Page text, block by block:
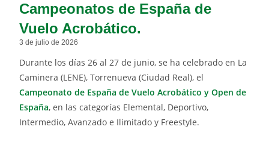
Campeonatos de España de
Vuelo Acrobático.
3 de julio de 2026
Durante los días 26 al 27 de junio, se ha celebrado en La
Caminera (LENE), Torrenueva (Ciudad Real), el
Campeonato de España de Vuelo Acrobático y Open de
España, en las categorías Elemental, Deportivo,
Intermedio, Avanzado e Ilimitado y Freestyle.